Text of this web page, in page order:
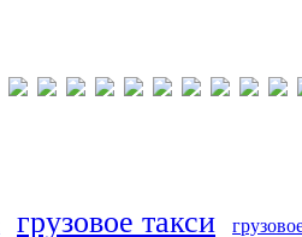
грузовое такси